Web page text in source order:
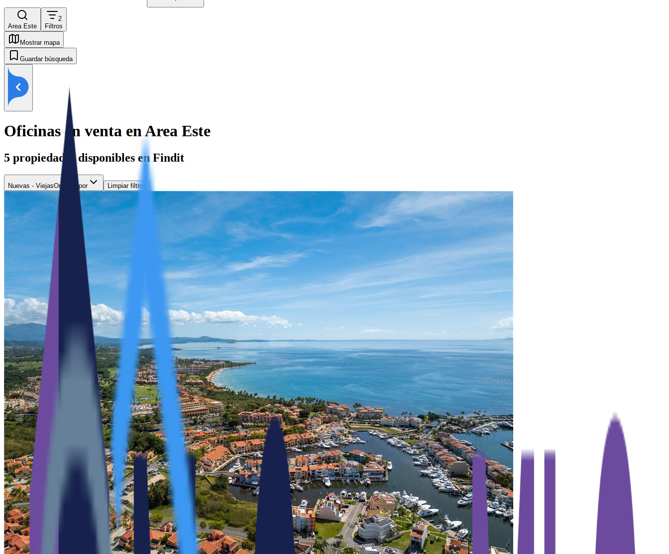
Area Este
2
Filtros
Mostrar mapa
Guardar búsqueda
Oficinas en venta en Area Este
5 propiedades disponibles en Findit
Nuevas - ViejasOrdenar por Limpiar filtros